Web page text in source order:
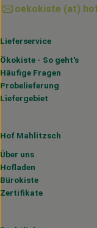
oekokiste (at)
Lieferservice
Ökokiste - So geht's
Häufige Fragen
Probelieferung
Liefergebiet
Hof Mahlitzsch
Über uns
Hofladen
Bürokiste
Zertifikate